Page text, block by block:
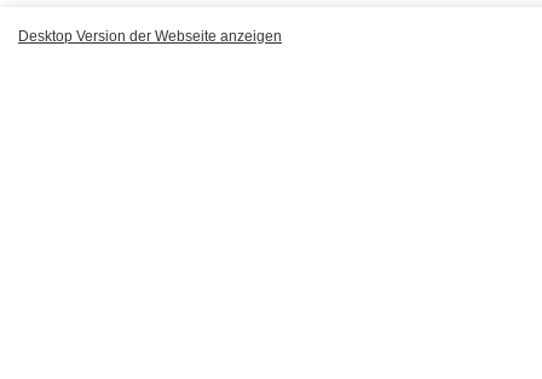
Desktop Version der Webseite anzeigen